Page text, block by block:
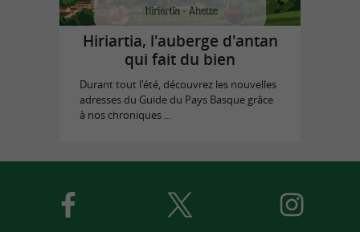
Hiriartia, l'auberge d'antan
qui fait du bien
Durant tout l'été, découvrez les nouvelles
adresses du Guide du Pays Basque grâce
à nos chroniques ...